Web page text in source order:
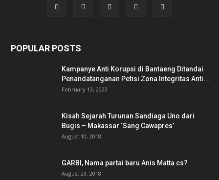
POPULAR POSTS
Kampanye Anti Korupsi di Bantaeng Ditandai
Penandatanganan Petisi Zona Integritas Anti...
February 13, 2023
Kisah Sejarah Turunan Sandiaga Uno dari
Bugis – Makassar ‘Sang Cawapres’
August 10, 2018
GARBI, Nama partai baru Anis Matta cs?
August 23, 2018